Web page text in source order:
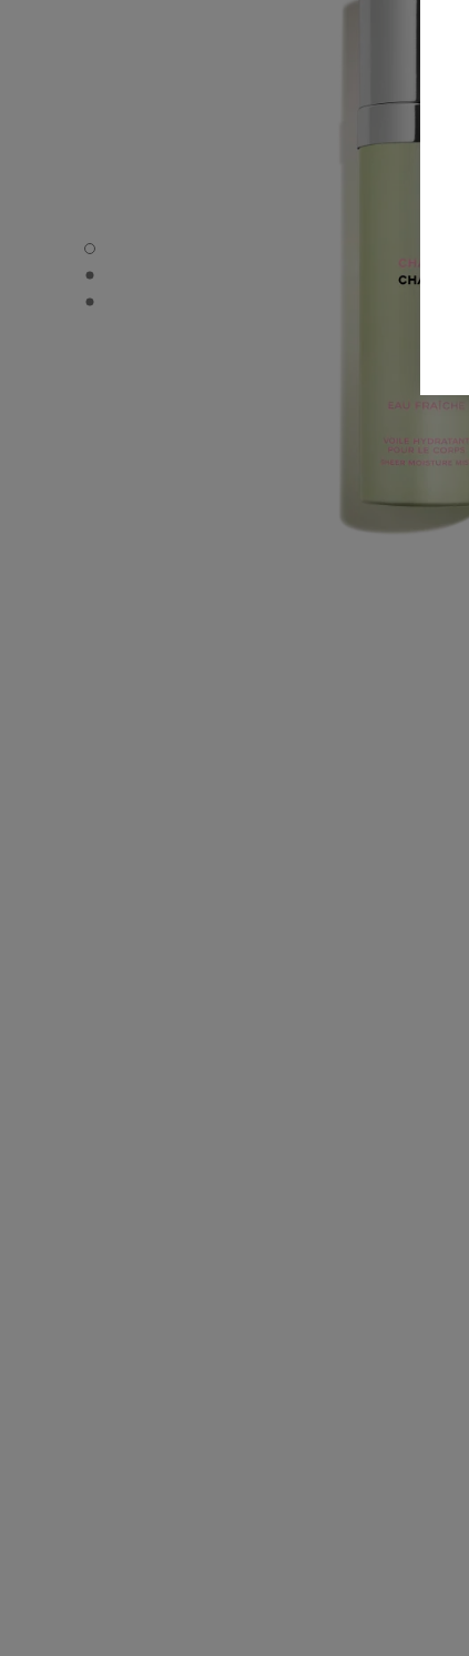
CHANCE EAU FRAÎCHE - Vue par défaut
CHANCE EAU FRAÎCHE - Vue alternative 1
CHANCE EAU FRAÎCHE - Vue basique texture